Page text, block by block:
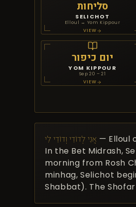
סליחות
SELICHOT
Elloul → Yom Kippour
VIEW
יום כיפור
YOM KIPPOUR
Sep 20 – 21
VIEW
אֲנִי לְדוֹדִי וְדוֹדִי לִי — Elloul
In the Bet Midrash,
morning from Rosh
minhag, Selichot
Shabbat). The